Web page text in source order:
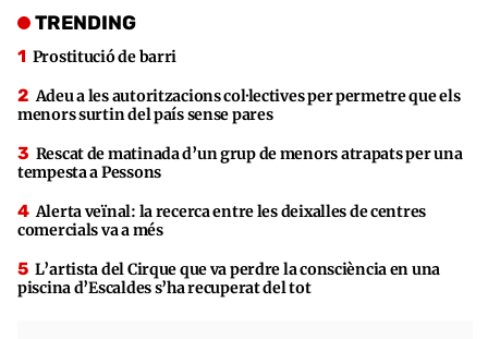
TRENDING
Prostitució de barri
Adeu a les autoritzacions col·lectives per permetre que els
menors surtin del país sense pares
Rescat de matinada d’un grup de menors atrapats per una
tempesta a Pessons
Alerta veïnal: la recerca entre les deixalles de centres
comercials va a més
L’artista del Cirque que va perdre la consciència en una
piscina d’Escaldes s’ha recuperat del tot